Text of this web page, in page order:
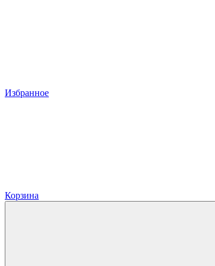
Избранное
Корзина